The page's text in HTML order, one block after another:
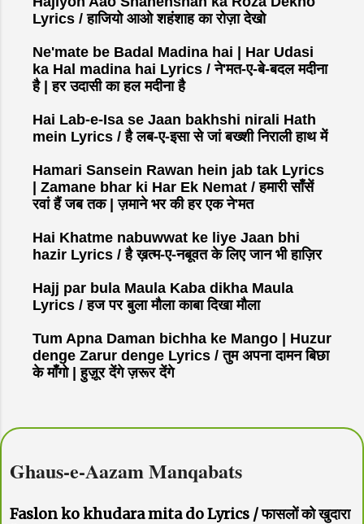
Lyrics / हाजियो आओ शहंशाह का रोज़ा देखो
Ne'mate be Badal Madina hai | Har Udasi
ka Hal madina hai Lyrics / ने'मत-ए-बे-बदल मदीना
है | हर उदासी का हल मदीना है
Hai Lab-e-Isa se Jaan bakhshi nirali Hath
mein Lyrics / है लब-ए-इसा से जां बख्शी निराली हाथ में
Hamari Sansein Rawan hein jab tak Lyrics
| Zamane bhar ki Har Ek Nemat / हमारी साँसें
रवां हैं जब तक | ज़माने भर की हर एक ने'मत
Hai Khatme nabuwwat ke liye Jaan bhi
hazir Lyrics / है ख़त्म-ए-नबूवत के लिए जान भी हाज़िर
Hajj par bula Maula Kaba dikha Maula
Lyrics / हज पर बुला मौला काबा दिखा मौला
Tum Apna Daman bichha ke Mango | Huzur
denge Zarur denge Lyrics / तुम अपना दामन बिछा
के माँगो | हुज़ूर देंगे ज़रूर देंगे
Ghaus-e-Aazam Manqabats
Faslon ko khudara mita do Lyrics / फासलों को खुदारा